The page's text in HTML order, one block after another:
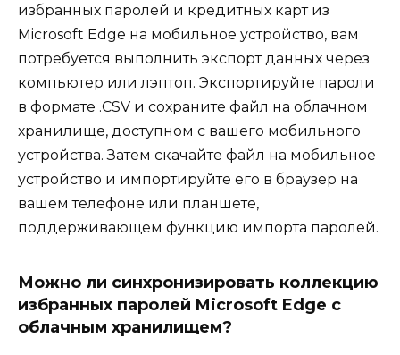
избранных паролей и кредитных карт из
Microsoft Edge на мобильное устройство, вам
потребуется выполнить экспорт данных через
компьютер или лэптоп. Экспортируйте пароли
в формате .CSV и сохраните файл на облачном
хранилище, доступном с вашего мобильного
устройства. Затем скачайте файл на мобильное
устройство и импортируйте его в браузер на
вашем телефоне или планшете,
поддерживающем функцию импорта паролей.
Можно ли синхронизировать коллекцию
избранных паролей Microsoft Edge с
облачным хранилищем?